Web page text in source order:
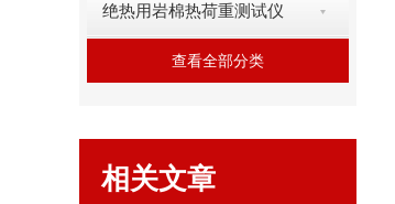
绝热用岩棉热荷重测试仪
查看全部分类
相关文章